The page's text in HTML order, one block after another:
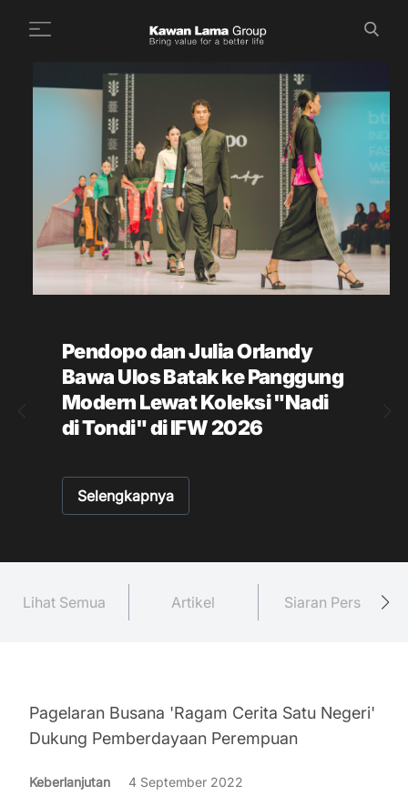
Tentang Kami +
+
Keberlanjutan
Ruang Berita
Investor
Hubungi Kami
Pendopo dan Julia Orlandy
Bawa Ulos Batak ke Panggung
Modern Lewat Koleksi "Nadi
di Tondi" di IFW 2026
Selengkapnya
Lihat Semua Artikel Siaran Pers
Pagelaran Busana 'Ragam Cerita Satu Negeri'
Dukung Pemberdayaan Perempuan
Keberlanjutan 4 September 2022